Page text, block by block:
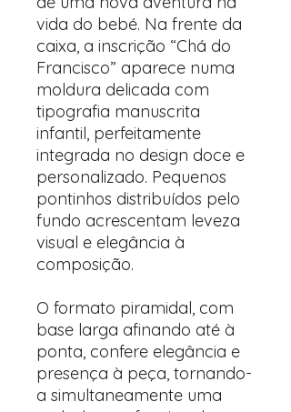
vida do bebé. Na frente da
caixa, a inscrição “Chá do
Francisco” aparece numa
moldura delicada com
tipografia manuscrita
infantil, perfeitamente
integrada no design doce e
personalizado. Pequenos
pontinhos distribuídos pelo
fundo acrescentam leveza
visual e elegância à
composição.
O formato piramidal, com
base larga afinando até à
ponta, confere elegância e
presença à peça, tornando-
a simultaneamente uma